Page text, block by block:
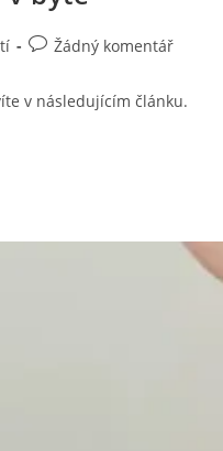
Komentáře
příspěvku
Žádný komentář
v následujícím článku.